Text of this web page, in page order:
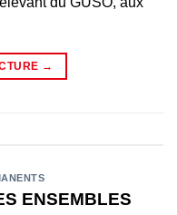
→
ENSEMBLES